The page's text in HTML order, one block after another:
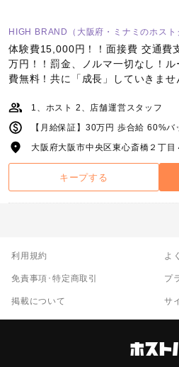
HIGH BRAND（大阪府・ミナミのホスト
体験費15,000円！！面接費 交通費
万円！！罰金、ノルマ一切なし！
費無料！共に「成長」していきませ
1、ホスト 2、店舗運営スタッフ
【月給保証】30万円 歩合給 60%
キープする
利用規約 よ
免責事項･特定商取引 プ
掲載について サ